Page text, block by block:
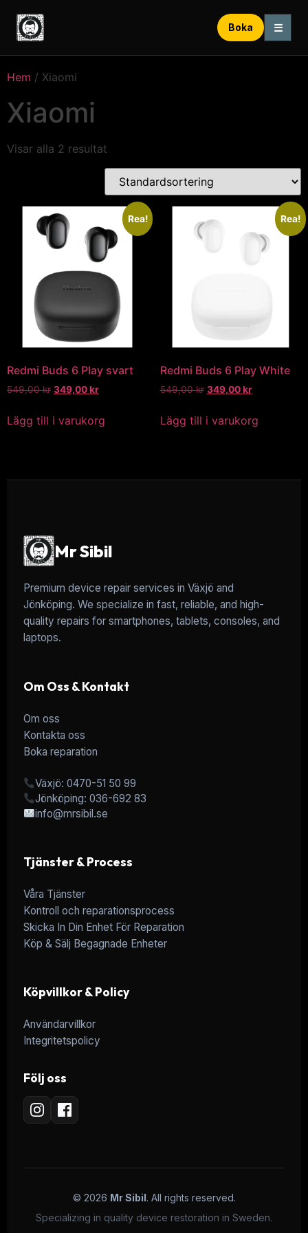
Boka ☰
Hem / Xiaomi
Xiaomi
Visar alla 2 resultat
Rea!
Redmi Buds 6 Play svart
549,00kr 349,00kr
Lägg till i varukorg
Rea!
Redmi Buds 6 Play White
549,00kr 349,00kr
Lägg till i varukorg
Mr Sibil
Premium device repair services in Växjö and
Jönköping. We specialize in fast, reliable, and high-
quality repairs for smartphones, tablets, consoles, and
laptops.
Om Oss & Kontakt
Om oss
Kontakta oss
Boka reparation
Växjö: 0470-51 50 99
Jönköping: 036-692 83
info@mrsibil.se
Tjänster & Process
Våra Tjänster
Kontroll och reparationsprocess
Skicka In Din Enhet För Reparation
Köp & Sälj Begagnade Enheter
Köpvillkor & Policy
Användarvillkor
Integritetspolicy
Följ oss
© 2026 Mr Sibil. All rights reserved.
Specializing in quality device restoration in Sweden.